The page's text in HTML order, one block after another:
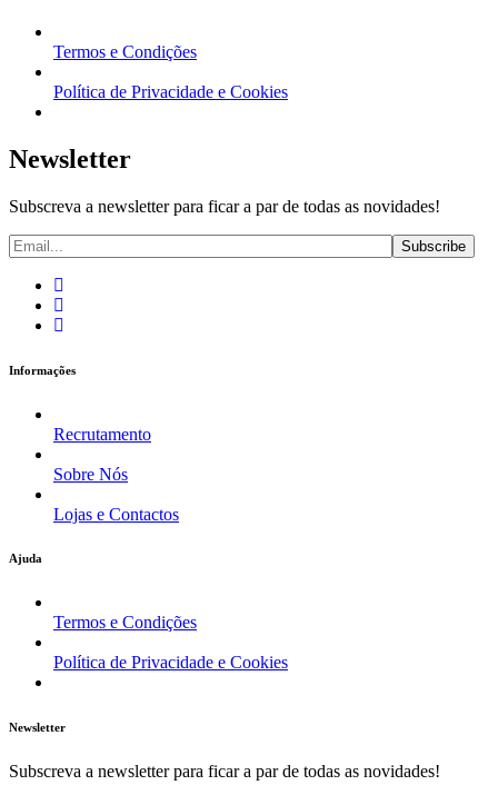
Termos e Condições
Política de Privacidade e Cookies
Newsletter
Subscreva a newsletter para ficar a par de todas as novidades!
Informações
Recrutamento
Sobre Nós
Lojas e Contactos
Ajuda
Termos e Condições
Política de Privacidade e Cookies
Newsletter
Subscreva a newsletter para ficar a par de todas as novidades!